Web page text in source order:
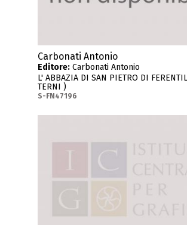
Carbonati Antonio
Editore: Carbonati Antonio
L' ABBAZIA DI SAN PIETRO DI
TERNI )
S-FN47196